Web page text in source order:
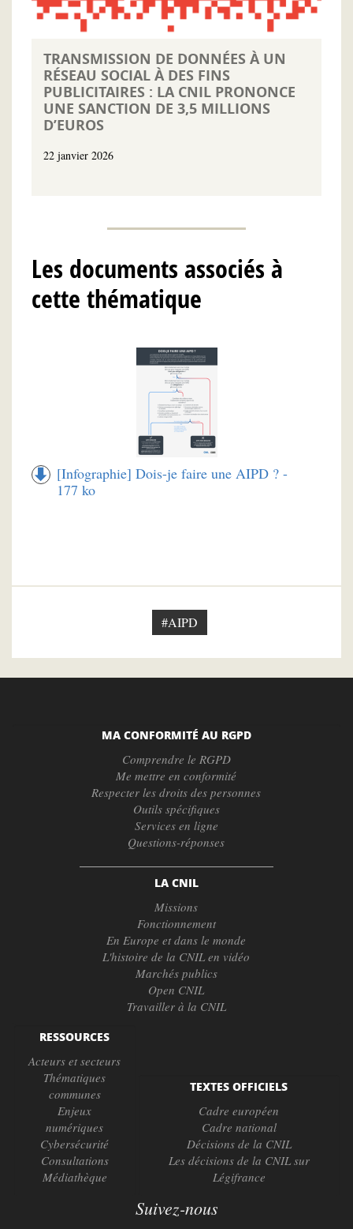
TRANSMISSION DE DONNÉES À UN
RÉSEAU SOCIAL À DES FINS
PUBLICITAIRES : LA CNIL PRONONCE
UNE SANCTION DE 3,5 MILLIONS
D’EUROS
22 janvier 2026
Les documents associés à
cette thématique
[Infographie] Dois-je faire une AIPD ? -
177 ko
#AIPD
MA CONFORMITÉ AU RGPD
Comprendre le RGPD
Me mettre en conformité
Respecter les droits des personnes
Outils spécifiques
Services en ligne
Questions-réponses
LA CNIL
Missions
Fonctionnement
En Europe et dans le monde
L'histoire de la CNIL en vidéo
Marchés publics
Open CNIL
Travailler à la CNIL
RESSOURCES
Acteurs et secteurs
Thématiques
communes
Enjeux
numériques
Cybersécurité
Consultations
Médiathèque
TEXTES OFFICIELS
Cadre européen
Cadre national
Décisions de la CNIL
Les décisions de la CNIL sur
Légifrance
Suivez-nous